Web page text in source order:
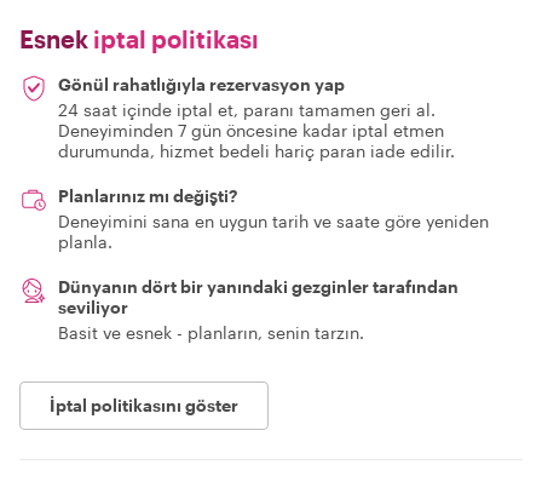
Esnek iptal politikası
Gönül rahatlığıyla rezervasyon yap
24 saat içinde iptal et, paranı tamamen geri al.
Deneyiminden 7 gün öncesine kadar iptal etmen
durumunda, hizmet bedeli hariç paran iade edilir.
Planlarınız mı değişti?
Deneyimini sana en uygun tarih ve saate göre yeniden
planla.
Dünyanın dört bir yanındaki gezginler tarafından
seviliyor
Basit ve esnek - planların, senin tarzın.
İptal politikasını göster